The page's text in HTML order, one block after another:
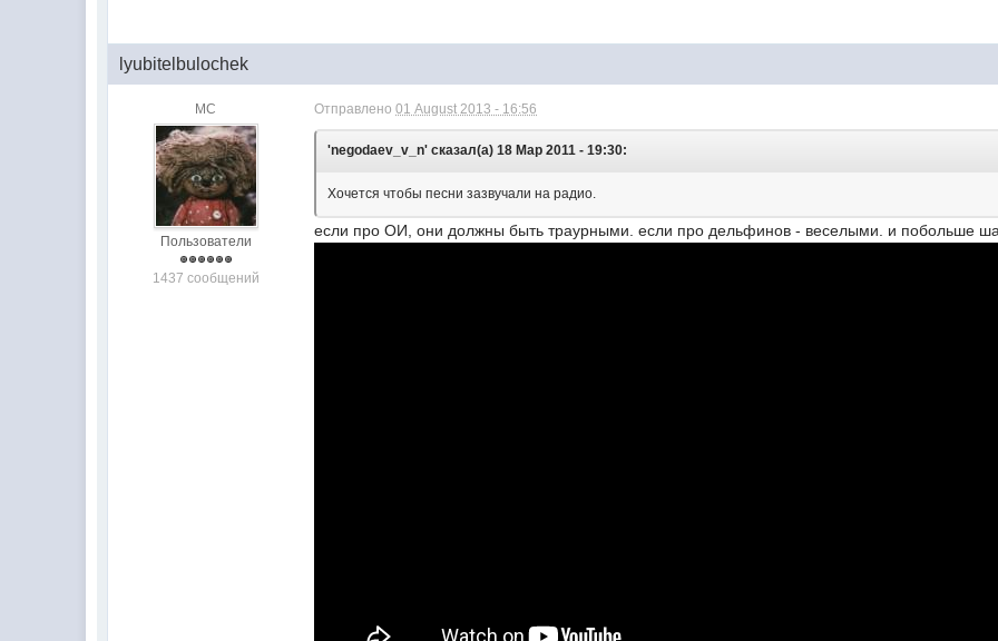
lyubitelbulochek
МС
Пользователи
1437 сообщений
Отправлено01 August 2013 - 16:56
'negodaev_v_n' сказал(а) 18 Мар 2011 - 19:30:
Хочется чтобы песни зазвучали на радио.
если про ОИ, они должны быть траурными. если про дельфинов - веселыми. и побольше